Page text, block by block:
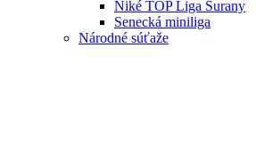
Niké TOP Liga Šurany
Senecká miniliga
Národné súťaže